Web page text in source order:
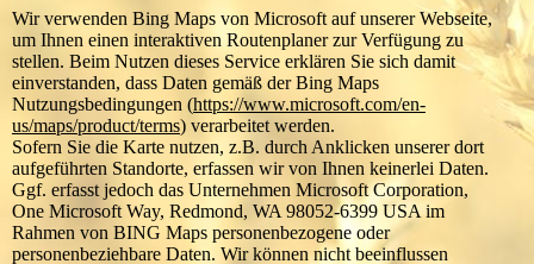
Wir verwenden Bing Maps von Microsoft auf unserer Webseite,
um Ihnen einen interaktiven Routenplaner zur Verfügung zu
stellen. Beim Nutzen dieses Service erklären Sie sich damit
einverstanden, dass Daten gemäß der Bing Maps
Nutzungsbedingungen (https://www.microsoft.com/en-
us/maps/product/terms) verarbeitet werden.
Sofern Sie die Karte nutzen, z.B. durch Anklicken unserer dort
aufgeführten Standorte, erfassen wir von Ihnen keinerlei Daten.
Ggf. erfasst jedoch das Unternehmen Microsoft Corporation,
One Microsoft Way, Redmond, WA 98052-6399 USA im
Rahmen von BING Maps personenbezogene oder
personenbeziehbare Daten. Wir können nicht beeinflussen